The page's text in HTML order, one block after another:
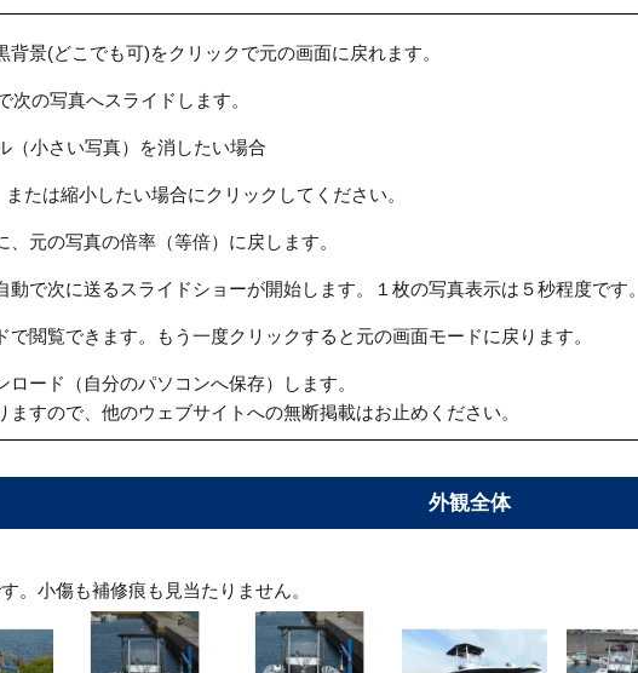
背景(どこでも可)をクリックで元の画面に戻れます。
次の写真へスライドします。
（小さい写真）を消したい場合
たは縮小したい場合にクリックしてください。
元の写真の倍率（等倍）に戻します。
動で次に送るスライドショーが開始します。１枚の写真表示は５秒程度です。
で閲覧できます。もう一度クリックすると元の画面モードに戻ります。
ード（自分のパソコンへ保存）します。
すので、他のウェブサイトへの無断掲載はお止めください。
外観全体
。小傷も補修痕も見当たりません。